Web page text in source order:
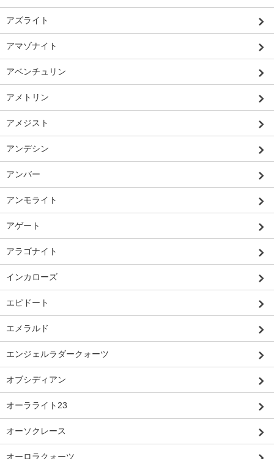
アズライト
アマゾナイト
アベンチュリン
アメトリン
アメジスト
アンデシン
アンバー
アンモライト
アゲート
アラゴナイト
インカローズ
エピドート
エメラルド
エンジェルラダークォーツ
オブシディアン
オーラライト23
オーソクレース
オーロラクォーツ